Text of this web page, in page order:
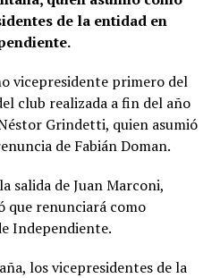
de la entidad en
vicepresidente primero del
club realizada a fin del año
Grindetti, quien asumió
de Fabián Doman.
salida de Juan Marconi,
que renunciará como
Independiente.
los vicepresidentes de la